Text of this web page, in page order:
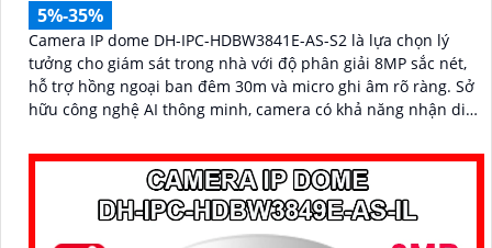
5%-35%
Camera IP dome DH-IPC-HDBW3841E-AS-S2 là lựa chọn lý
tưởng cho giám sát trong nhà với độ phân giải 8MP sắc nét,
hỗ trợ hồng ngoại ban đêm 30m và micro ghi âm rõ ràng. Sở
hữu công nghệ AI thông minh, camera có khả năng nhận diện
chính xác trong cảnh báo an ninh